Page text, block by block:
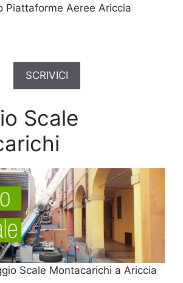
Piattaforme Aeree Ariccia
SCRIVICI
Scale
Scale Montacarichi a Ariccia